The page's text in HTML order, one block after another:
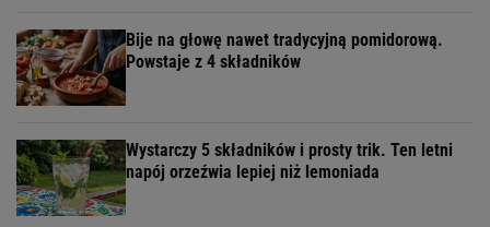
Bije na głowę nawet tradycyjną pomidorową.
Powstaje z 4 składników
Wystarczy 5 składników i prosty trik. Ten letni
napój orzeźwia lepiej niż lemoniada